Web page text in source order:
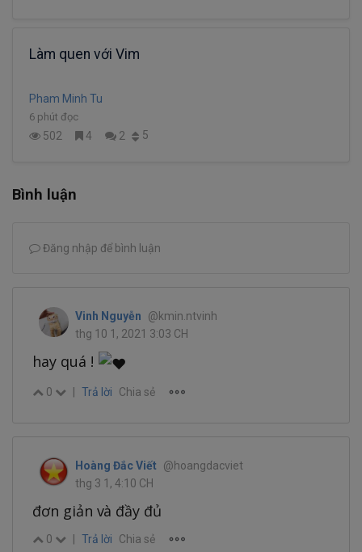
Làm quen với Vim
Pham Minh Tu
6 phút đọc
502 4 2 5
Bình luận
Đăng nhập để bình luận
Vinh Nguyễn
@kmin.ntvinh
thg 10 1, 2021 3:03 CH
hay quá !
0 Trả lời Chia sẻ
Hoàng Đắc Viết
@hoangdacviet
thg 3 1, 4:10 CH
đơn giản và đầy đủ
0 Trả lời Chia sẻ